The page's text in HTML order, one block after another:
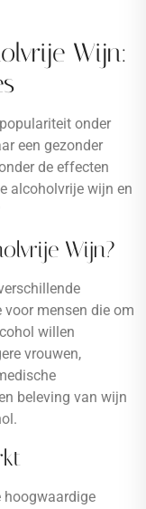
Wijn:
onder
een gezonder
de effecten
alcoholvrije wijn en
Wijn?
voor mensen die om
willen
vrouwen,
beleving van wijn
hoogwaardige